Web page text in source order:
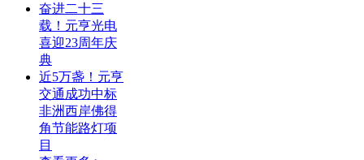
奋进二十三
载！元亨光电
喜迎23周年庆
典
近5万盏！元亨
交通成功中标
非洲西岸佛得
角节能路灯项
目